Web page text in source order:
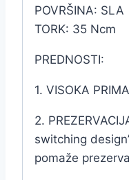
POVRŠINA: SLA
TORK: 35 Ncm
PREDNOSTI:
1. VISOKA
2.
switching
pomaže